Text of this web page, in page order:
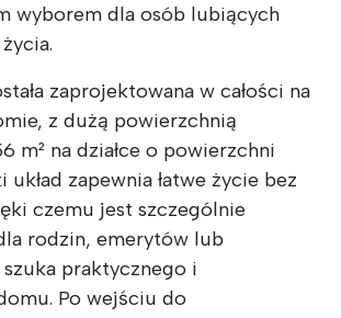
wyborem dla osób lubiących
zaprojektowana w całości na
z dużą powierzchnią
m² na działce o powierzchni
układ zapewnia łatwe życie bez
czemu jest szczególnie
rodzin, emerytów lub
praktycznego i
Po wejściu do